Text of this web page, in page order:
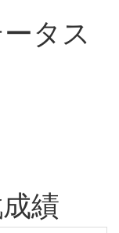
タス
績